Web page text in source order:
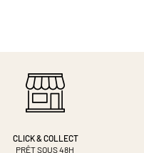
CLICK & COLLECT
PRÊT SOUS 48H